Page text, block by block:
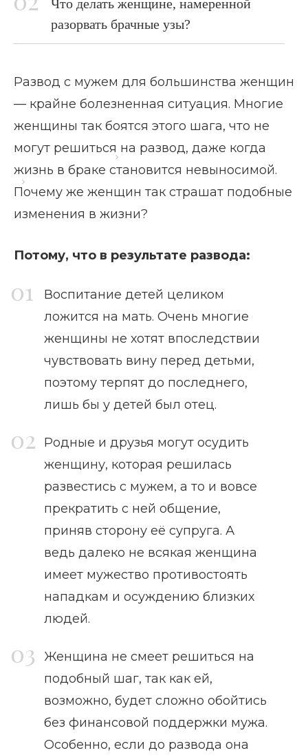
Главная страница
Блог
Что делать женщине, намеренной
разорвать брачные узы?
Развод с мужем для большинства женщин
— крайне болезненная ситуация. Многие
женщины так боятся этого шага, что не
могут решиться на развод, даже когда
жизнь в браке становится невыносимой.
Почему же женщин так страшат подобные
изменения в жизни?
Потому, что в результате развода:
Воспитание детей целиком
ложится на мать. Очень многие
женщины не хотят впоследствии
чувствовать вину перед детьми,
поэтому терпят до последнего,
лишь бы у детей был отец.
Родные и друзья могут осудить
женщину, которая решилась
развестись с мужем, а то и вовсе
прекратить с ней общение,
приняв сторону её супруга. А
ведь далеко не всякая женщина
имеет мужество противостоять
нападкам и осуждению близких
людей.
Женщина не смеет решиться на
подобный шаг, так как ей,
возможно, будет сложно обойтись
без финансовой поддержки мужа.
Особенно, если до развода она